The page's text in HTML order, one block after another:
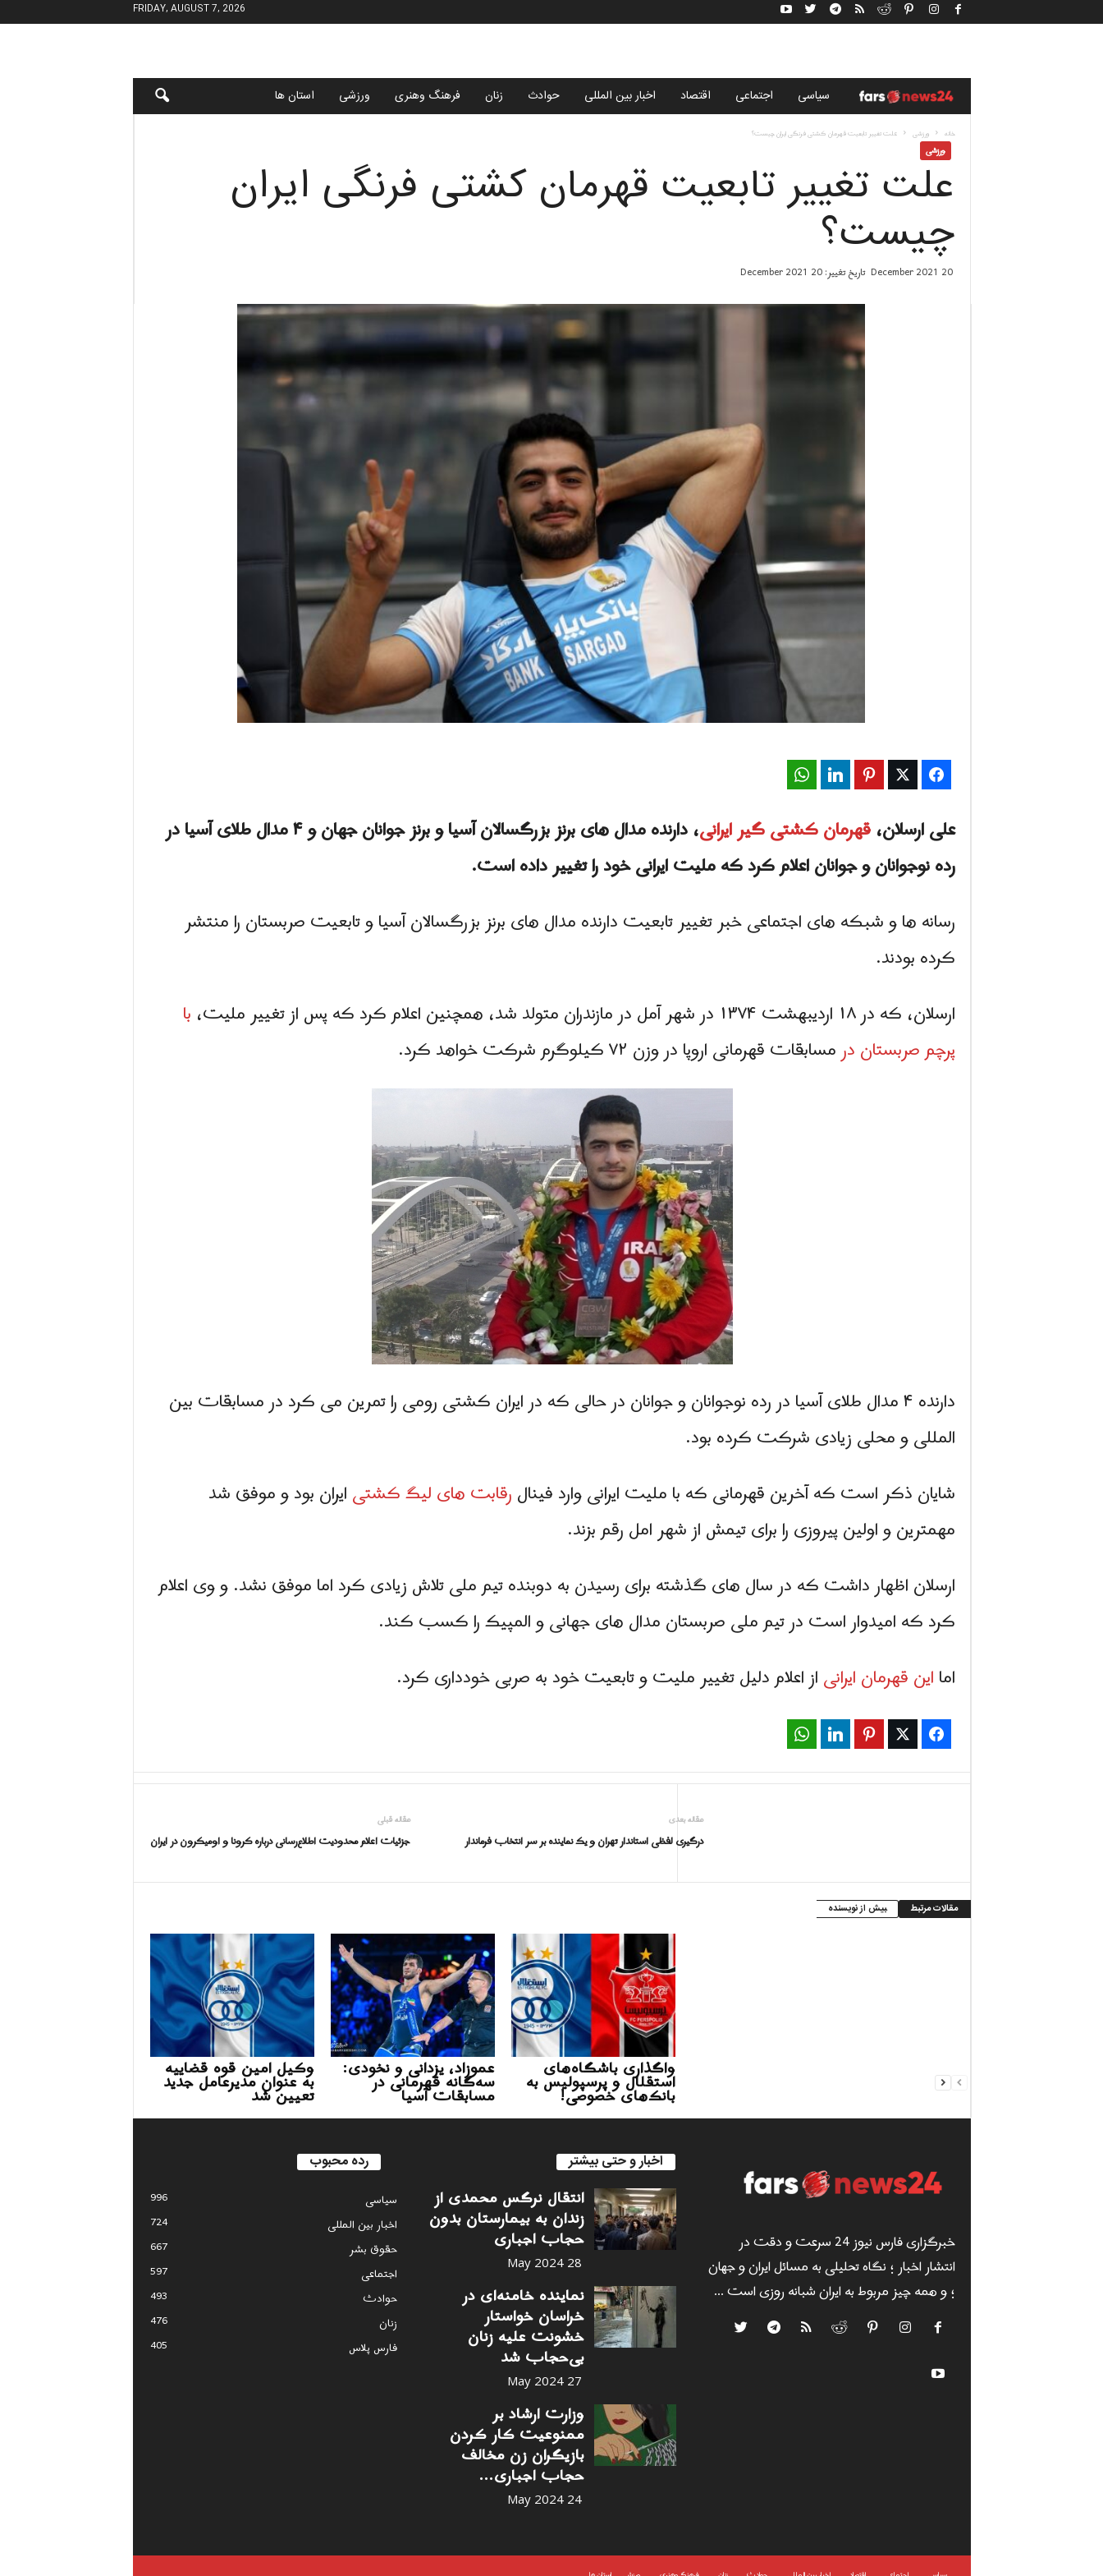
FRIDAY, AUGUST 7, 2026
ب
ز
ا
ی
ی
سياسى اجتماعی اقتصاد اخبار بین المللی حوادث زنان فرهنگ وهنری ورزشی استان ها
خانه ورزشی علت تغییر تابعیت قهرمان کشتی فرنگی ایران چیست؟
ورزشی
علت تغییر تابعیت قهرمان کشتی فرنگی ایران
چیست؟
20 December 2021 تاریخ تغییر: 20 December 2021
Facebook
Twitter
Pinterest
LinkedIn
علی ارسلان،قهرمان کشتی گیر ایرانی
، دارنده مدال های برنز بزرگسالان آسیا و برنز جوانان جهان و ۴ مدال طلای آسیا در
رده نوجوانان و جوانان اعلام کرد که ملیت ایرانی خود را تغییر داده است.
رسانه ها و شبکه های اجتماعی خبر تغییر تابعیت دارنده مدال های برنز بزرگسالان آسیا و تابعیت صربستان را منتشر
کرده بودند.
ارسلان، که در ۱۸ اردیبهشت ۱۳۷۴ در شهر آمل در مازندران متولد شد، همچنین اعلام کرد که پس از تغییر ملیت،
با
پرچم صربستان درمسابقات قهرمانی اروپا در وزن ۷۲ کیلوگرم شرکت خواهد کرد.
دارنده ۴ مدال طلای آسیا در رده نوجوانان و جوانان در حالی که در ایران کشتی رومی را تمرین می کرد در مسابقات بین
المللی و محلی زیادی شرکت کرده بود.
شایان ذکر است که آخرین قهرمانی که با ملیت ایرانی وارد فینالرقابت های لیگ کشتیایران بود و موفق شد
مهمترین و اولین پیروزی را برای تیمش از شهر امل رقم بزند.
ارسلان اظهار داشت که در سال های گذشته برای رسیدن به دوبنده تیم ملی تلاش زیادی کرد اما موفق نشد. و وی اعلام
کرد که امیدوار است در تیم ملی صربستان مدال های جهانی و المپیک را کسب کند.
امااین قهرمان ایرانیاز اعلام دلیل تغییر ملیت و تابعیت خود به صربی خودداری کرد.
Facebook
Twitter
Pinterest
LinkedIn
مقاله قبلی
جزئیات اعلام محدودیت‌ اطلاع‌رسانی درباره کرونا و اومیکرون در ایران
مقاله بعدی
درگیری لفظی استاندار تهران و یک نماینده بر سر انتخاب فرماندار
مقالات مرتبط بیش از نویسنده
وکیل امین قوه قضاییه
به عنوان مدیرعامل جدید
تعیین شد
عموزاد، یزدانی و نخودی:
سه‌گانه قهرمانی در
مسابقات آسیا
واگذاری باشگاه‌های
استقلال و پرسپولیس به
بانک‌های خصوصی!
خبرگزاری فارس نیوز 24 سرعت و دقت در
انتشار اخبار ؛ نگاه تحلیلی به مسائل ایران و جهان
؛ و همه چیز مربوط به ایران شبانه روزی است ...
اخبار و حتی بیشتر
انتقال نرگس محمدی از
زندان به بیمارستان بدون
حجاب اجباری
28 May 2024
نماینده خامنه‌ای در
خراسان خواستار
خشونت علیه زنان
بی‌حجاب شد
27 May 2024
وزارت ارشاد بر
ممنوعیت کار کردن
بازیگران زن مخالف
حجاب اجباری...
24 May 2024
رده محبوب
سياسى
996
اخبار بین المللی
724
حقوق بشر
667
اجتماعی
597
حوادث
493
زنان
476
فارس پلاس
405